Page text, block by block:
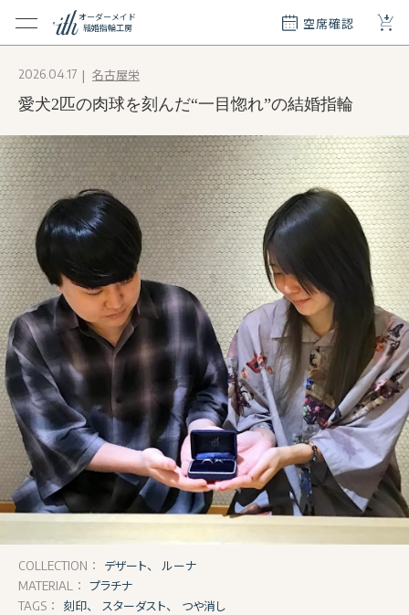
オーダーメイド
結婚指輪工房
空席確認 +
メイド
リー
問
2026.04.17 名古屋栄
愛犬2匹の肉球を刻んだ“一目惚れ”の結婚指輪
COLLECTION： デザート、 ルーナ
MATERIAL： プラチナ
TAGS： 刻印、 スターダスト、 つや消し